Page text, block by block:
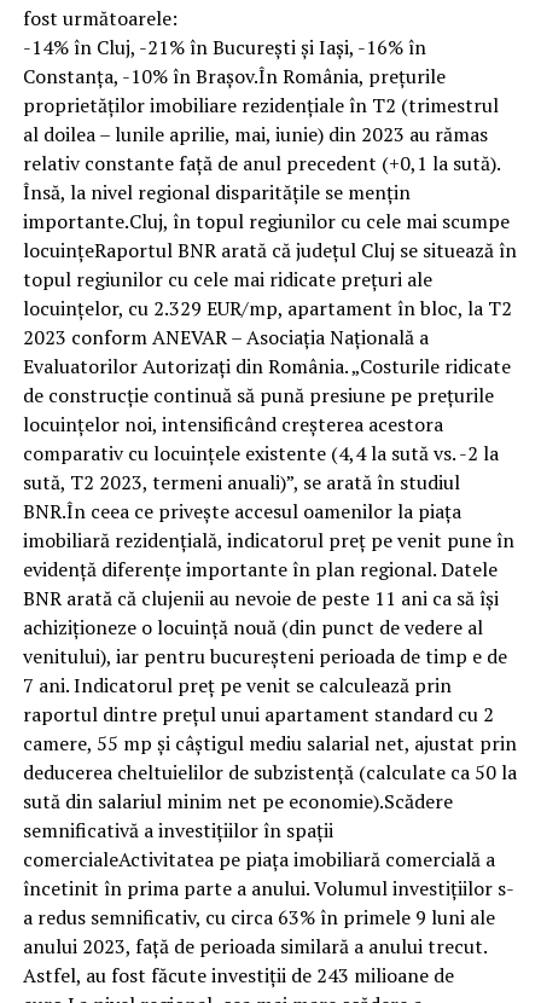
fost următoarele:
-14% în Cluj, -21% în București și Iași, -16% în
Constanța, -10% în Brașov.În România, prețurile
proprietăților imobiliare rezidențiale în T2 (trimestrul
al doilea – lunile aprilie, mai, iunie) din 2023 au rămas
relativ constante față de anul precedent (+0,1 la sută).
Însă, la nivel regional disparitățile se mențin
importante.Cluj, în topul regiunilor cu cele mai scumpe
locuințeRaportul BNR arată că județul Cluj se situează în
topul regiunilor cu cele mai ridicate prețuri ale
locuințelor, cu 2.329 EUR/mp, apartament în bloc, la T2
2023 conform ANEVAR – Asociația Națională a
Evaluatorilor Autorizați din România. „Costurile ridicate
de construcție continuă să pună presiune pe prețurile
locuințelor noi, intensificând creșterea acestora
comparativ cu locuințele existente (4,4 la sută vs. -2 la
sută, T2 2023, termeni anuali)”, se arată în studiul
BNR.În ceea ce privește accesul oamenilor la piața
imobiliară rezidențială, indicatorul preț pe venit pune în
evidență diferențe importante în plan regional. Datele
BNR arată că clujenii au nevoie de peste 11 ani ca să își
achiziționeze o locuință nouă (din punct de vedere al
venitului), iar pentru bucureșteni perioada de timp e de
7 ani. Indicatorul preț pe venit se calculează prin
raportul dintre prețul unui apartament standard cu 2
camere, 55 mp și câștigul mediu salarial net, ajustat prin
deducerea cheltuielilor de subzistență (calculate ca 50 la
sută din salariul minim net pe economie).Scădere
semnificativă a investițiilor în spații
comercialeActivitatea pe piața imobiliară comercială a
încetinit în prima parte a anului. Volumul investițiilor s-
a redus semnificativ, cu circa 63% în primele 9 luni ale
anului 2023, față de perioada similară a anului trecut.
Astfel, au fost făcute investiții de 243 milioane de